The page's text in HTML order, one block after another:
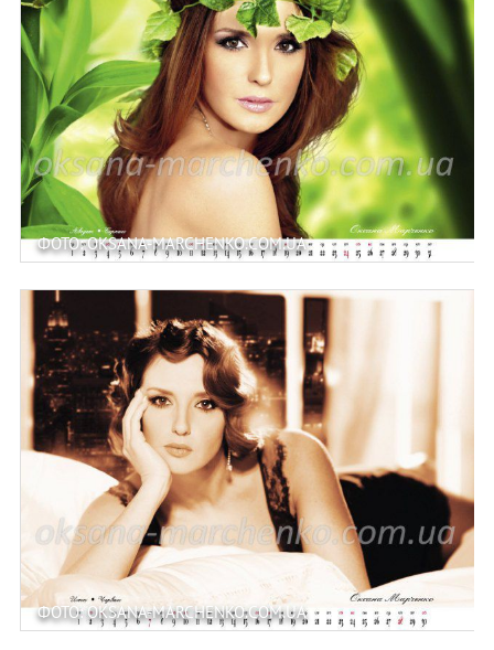
ФОТО: OKSANA-MARCHENKO.COM.UA
ФОТО: OKSANA-MARCHENKO.COM.UA